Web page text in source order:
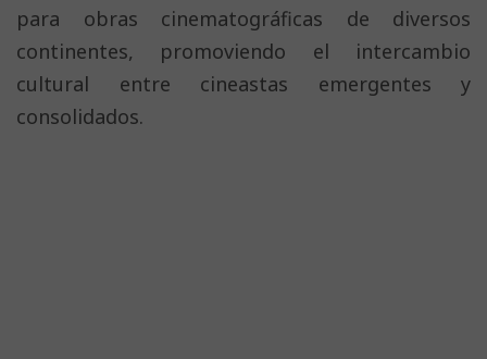
para obras cinematográficas de diversos
continentes, promoviendo el intercambio
cultural entre cineastas emergentes y
consolidados.